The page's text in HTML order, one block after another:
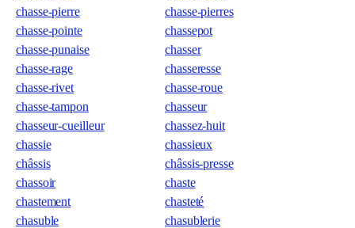
chasse-pierre
chasse-pierres
chasse-pointe
chassepot
chasse-punaise
chasser
chasse-rage
chasseresse
chasse-rivet
chasse-roue
chasse-tampon
chasseur
chasseur-cueilleur
chassez-huit
chassie
chassieux
châssis
châssis-presse
chassoir
chaste
chastement
chasteté
chasuble
chasublerie